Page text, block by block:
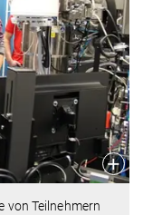
von Teilnehmern